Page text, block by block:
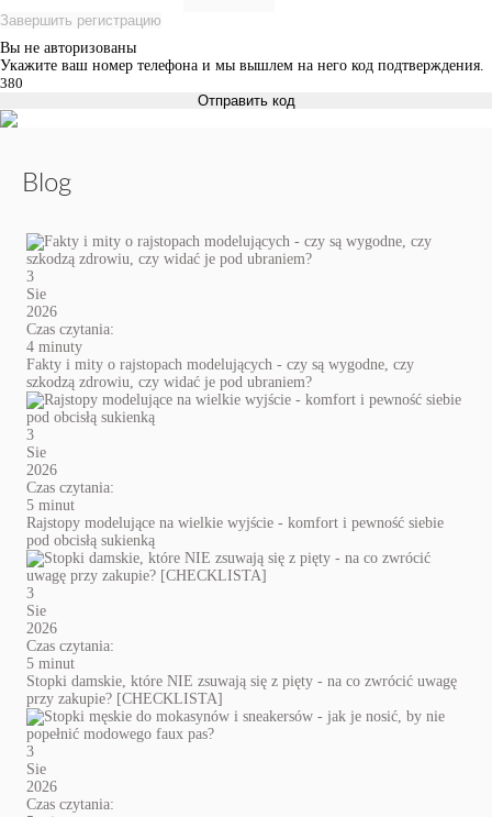
Завершить регистрацию
Вы не авторизованы
Укажите ваш номер телефона и мы вышлем на него код подтверждения.
Отправить код
Blog
3
Sie
2026
Czas czytania:
4 minuty
Fakty i mity o rajstopach modelujących - czy są wygodne, czy
szkodzą zdrowiu, czy widać je pod ubraniem?
3
Sie
2026
Czas czytania:
5 minut
Rajstopy modelujące na wielkie wyjście - komfort i pewność siebie
pod obcisłą sukienką
3
Sie
2026
Czas czytania:
5 minut
Stopki damskie, które NIE zsuwają się z pięty - na co zwrócić uwagę
przy zakupie? [CHECKLISTA]
3
Sie
2026
Czas czytania: